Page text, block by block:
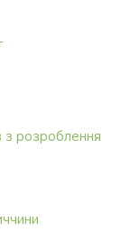
з розроблення